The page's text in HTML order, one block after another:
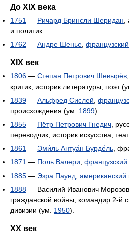
До XIX века
1751 — Ричард Бринсли Шеридан,
и политик.
1762 — Андре Шенье, французский
XIX век
1806 — Степан Петрович Шевырёв
критик, историк литературы, поэт
1839 — Альфред Сислей,
происхождения (ум. 1899).
1855 — Пётр Петрович Гнедич,
переводчик, историк искусства,
1861 — Эми́ль Антуа́н Бурде́ль,
1871 — Поль Валери, французский
1885 — Эзра Паунд, американский
1888 — Василий Иванович
гражданской войны, командир 2-й
дивизии (ум. 1950).
XX век